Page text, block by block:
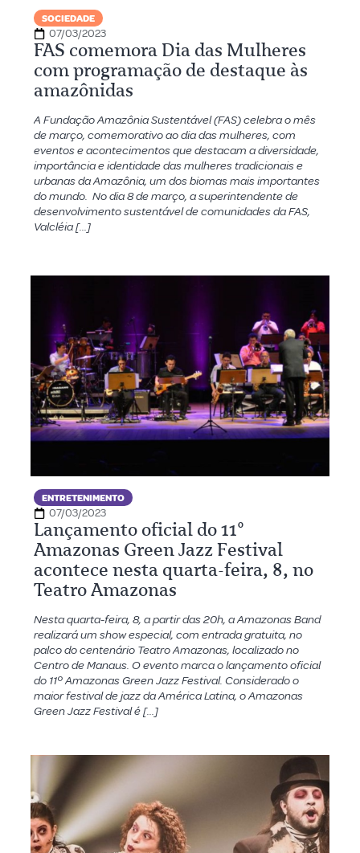
SOCIEDADE
07/03/2023
FAS comemora Dia das Mulheres
com programação de destaque às
amazônidas
A Fundação Amazônia Sustentável (FAS) celebra o mês
de março, comemorativo ao dia das mulheres, com
eventos e acontecimentos que destacam a diversidade,
importância e identidade das mulheres tradicionais e
urbanas da Amazônia, um dos biomas mais importantes
do mundo. No dia 8 de março, a superintendente de
desenvolvimento sustentável de comunidades da FAS,
Valcléia […]
ENTRETENIMENTO
07/03/2023
Lançamento oficial do 11º
Amazonas Green Jazz Festival
acontece nesta quarta-feira, 8, no
Teatro Amazonas
Nesta quarta-feira, 8, a partir das 20h, a Amazonas Band
realizará um show especial, com entrada gratuita, no
palco do centenário Teatro Amazonas, localizado no
Centro de Manaus. O evento marca o lançamento oficial
do 11º Amazonas Green Jazz Festival. Considerado o
maior festival de jazz da América Latina, o Amazonas
Green Jazz Festival é […]